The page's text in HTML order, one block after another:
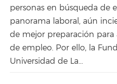
personas en búsqueda de
panorama laboral, aún
de mejor preparación
de empleo. Por ello, la
Universidad de La...